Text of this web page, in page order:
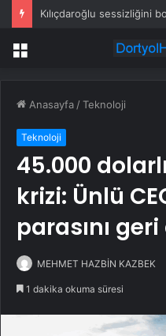
Menü
Anasayfa /Teknoloji
Teknoloji
45.000
krizi: Ünlü
parasını
MEHMET HAZBİN KAZBEK
1 dakika okuma süresi